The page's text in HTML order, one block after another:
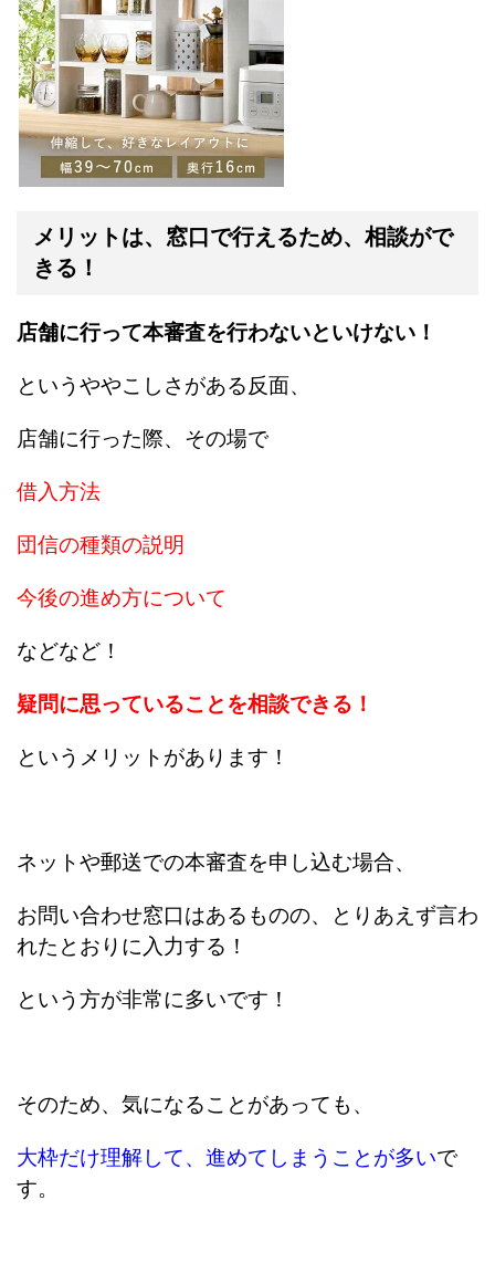
メリットは、窓口で行えるため、相談がで
きる！
店舗に行って本審査を行わないといけない！
というややこしさがある反面、
店舗に行った際、その場で
借入方法
団信の種類の説明
今後の進め方について
などなど！
疑問に思っていることを相談できる！
というメリットがあります！
ネットや郵送での本審査を申し込む場合、
お問い合わせ窓口はあるものの、とりあえず言わ
れたとおりに入力する！
という方が非常に多いです！
そのため、気になることがあっても、
大枠だけ理解して、進めてしまうことが多いで
す。